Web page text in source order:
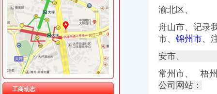
工商动态
【重庆齐齐会计代账公司】-主营：
安卓博|安卓博深圳公司做账报税自己可以操作吗_比网vita
北京东方汇才国际文化交流有限公司招聘注册代理人_校园招聘
重庆渝中区七星岗智胜机电仪表-格子网店
喜讯！8月1日起,主城区的二手房交易税收业务可以网上申请了！-民
代理记账和兼职会计区别.docx
权威发布|助推自贸区建设,重庆主城各区大招频出_新闻中心_中国网
【图】明天去4S看虎3,25号周日重庆有2小时团购,有些小疑问请教_
【国理政新实践·重庆篇】权威发布|助推自贸区建设,重庆主城各区
渝北区、
舟山市、记录
市、 锦州市、
安市、
常州市、 梧
公司网站：